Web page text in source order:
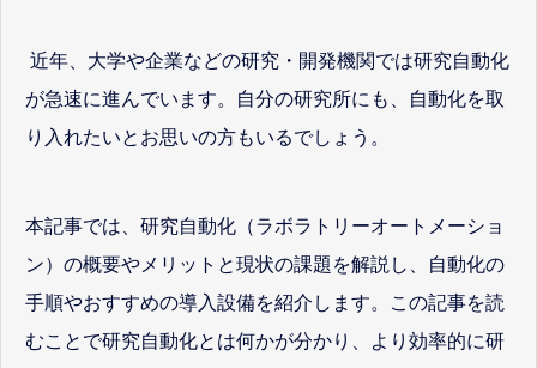
近年、大学や企業などの研究・開発機関では研究自動化
が急速に進んでいます。自分の研究所にも、自動化を取
り入れたいとお思いの方もいるでしょう。
本記事では、研究自動化（ラボラトリーオートメーショ
ン）の概要やメリットと現状の課題を解説し、自動化の
手順やおすすめの導入設備を紹介します。この記事を読
むことで研究自動化とは何かが分かり、より効率的に研